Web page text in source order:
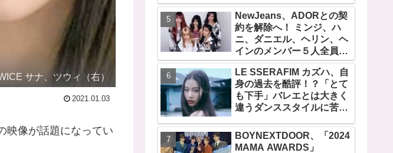
サナ、ツウィ（右）
2021.01.03
映像が話題になってい
リーナで開催決定！ コンセ
プトは“愛のカケラ”！？ 14
日には新アルバム
『AMORTAGE』もリリー
ス
NewJeans、ADORとの契
約を解除へ！ ミンジ、ハ
ニ、ダニエル、ヘリン、ヘ
インのメンバー５人全員で
緊急記者会見！
「NewJeans never
dies!」と微笑みの宣言！
ADOR側、2029年まで契約
有効と主張
LE SSERAFIM カズハ、自
身の過去を酷評！？「とて
も下手」バレエとは大きく
違うダンススタイルに苦
に努力を重ねる姿に称賛の
声続々
BOYNEXTDOOR、「2024
MAMA AWARDS」